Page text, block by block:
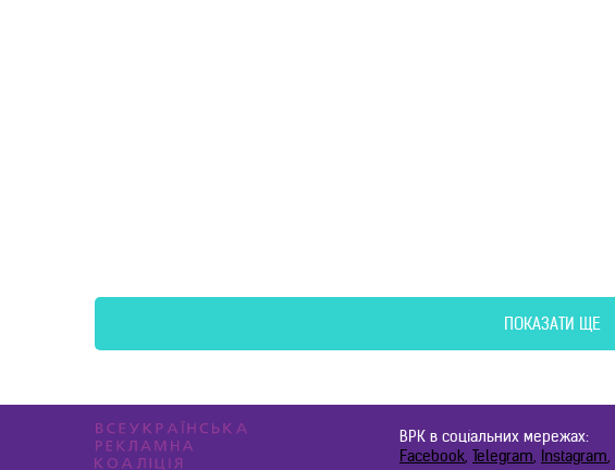
ПОКАЗАТИ ЩЕ
ВРК в соціальних мережах:
Facebook, Telegram, Instagram,